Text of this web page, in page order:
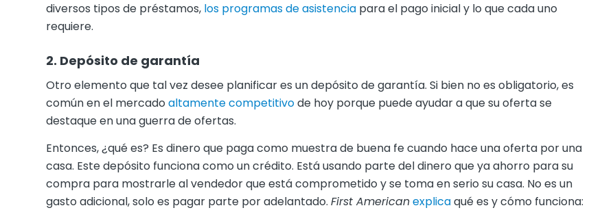
diversos tipos de préstamos, los programas de asistencia para el pago inicial y lo que cada uno
requiere.
2. Depósito de garantía
Otro elemento que tal vez desee planificar es un depósito de garantía. Si bien no es obligatorio, es
común en el mercado altamente competitivode hoy porque puede ayudar a que su oferta se
destaque en una guerra de ofertas.
Entonces, ¿qué es? Es dinero que paga como muestra de buena fe cuando hace una oferta por una
casa. Este depósito funciona como un crédito. Está usando parte del dinero que ya ahorro para su
compra para mostrarle al vendedor que está comprometido y se toma en serio su casa. No es un
gasto adicional, solo es pagar parte por adelantado. First Americanexplicaqué es y cómo funciona: